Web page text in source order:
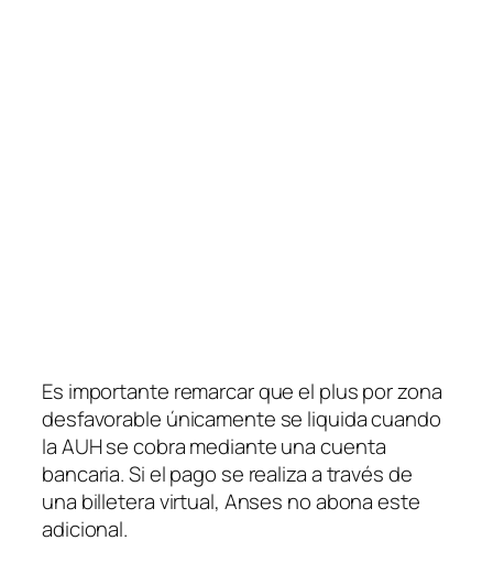
Es importante remarcar que el plus por zona
desfavorable únicamente se liquida cuando
la AUH se cobra mediante una cuenta
bancaria. Si el pago se realiza a través de
una billetera virtual, Anses no abona este
adicional.